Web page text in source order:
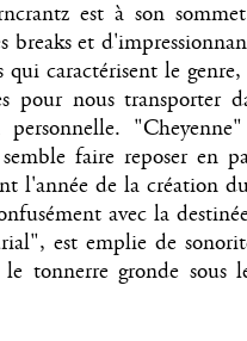
est à son
breaks et
qui caractérisent le
pour nous transporter
faire reposer en
l'année de la création
avec la
est emplie de
tonnerre gronde sous